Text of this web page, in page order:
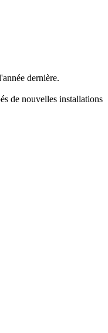
dernière.
de nouvelles installations